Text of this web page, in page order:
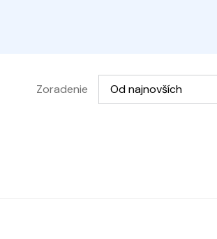
Zoradenie Vyberte možnosť
Od najnovších